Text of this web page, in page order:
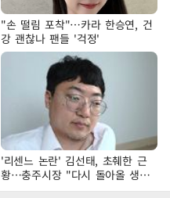
"손 떨림 포착"…카라 한승연, 건
강 괜찮나 팬들 '걱정'
'리센느 논란' 김선태, 초췌한 근
황…충주시장 "다시 돌아올 생
각?"